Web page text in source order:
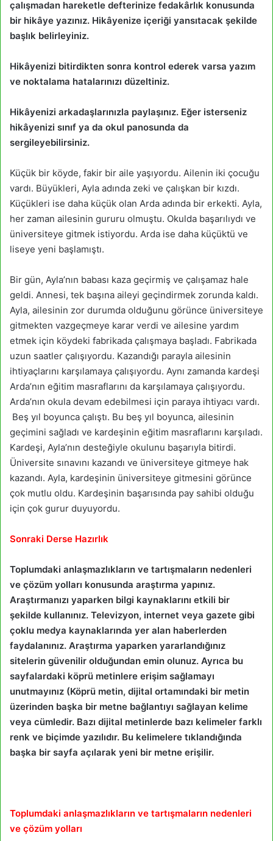
çalışmadan hareketle defterinize fedakârlık konusunda
bir hikâye yazınız. Hikâyenize içeriği yansıtacak şekilde
başlık belirleyiniz.
Hikâyenizi bitirdikten sonra kontrol ederek varsa yazım
ve noktalama hatalarınızı düzeltiniz.
Hikâyenizi arkadaşlarınızla paylaşınız. Eğer isterseniz
hikâyenizi sınıf ya da okul panosunda da
sergileyebilirsiniz.
Küçük bir köyde, fakir bir aile yaşıyordu. Ailenin iki çocuğu
vardı. Büyükleri, Ayla adında zeki ve çalışkan bir kızdı.
Küçükleri ise daha küçük olan Arda adında bir erkekti. Ayla,
her zaman ailesinin gururu olmuştu. Okulda başarılıydı ve
üniversiteye gitmek istiyordu. Arda ise daha küçüktü ve
liseye yeni başlamıştı.
Bir gün, Ayla’nın babası kaza geçirmiş ve çalışamaz hale
geldi. Annesi, tek başına aileyi geçindirmek zorunda kaldı.
Ayla, ailesinin zor durumda olduğunu görünce üniversiteye
gitmekten vazgeçmeye karar verdi ve ailesine yardım
etmek için köydeki fabrikada çalışmaya başladı. Fabrikada
uzun saatler çalışıyordu. Kazandığı parayla ailesinin
ihtiyaçlarını karşılamaya çalışıyordu. Aynı zamanda kardeşi
Arda’nın eğitim masraflarını da karşılamaya çalışıyordu.
Arda’nın okula devam edebilmesi için paraya ihtiyacı vardı.
Beş yıl boyunca çalıştı. Bu beş yıl boyunca, ailesinin
geçimini sağladı ve kardeşinin eğitim masraflarını karşıladı.
Kardeşi, Ayla’nın desteğiyle okulunu başarıyla bitirdi.
Üniversite sınavını kazandı ve üniversiteye gitmeye hak
kazandı. Ayla, kardeşinin üniversiteye gitmesini görünce
çok mutlu oldu. Kardeşinin başarısında pay sahibi olduğu
için çok gurur duyuyordu.
Sonraki Derse Hazırlık
Toplumdaki anlaşmazlıkların ve tartışmaların nedenleri
ve çözüm yolları konusunda araştırma yapınız.
Araştırmanızı yaparken bilgi kaynaklarını etkili bir
şekilde kullanınız. Televizyon, internet veya gazete gibi
çoklu medya kaynaklarında yer alan haberlerden
faydalanınız. Araştırma yaparken yararlandığınız
sitelerin güvenilir olduğundan emin olunuz. Ayrıca bu
sayfalardaki köprü metinlere erişim sağlamayı
unutmayınız (Köprü metin, dijital ortamındaki bir metin
üzerinden başka bir metne bağlantıyı sağlayan kelime
veya cümledir. Bazı dijital metinlerde bazı kelimeler farklı
renk ve biçimde yazılıdır. Bu kelimelere tıklandığında
başka bir sayfa açılarak yeni bir metne erişilir.
Toplumdaki anlaşmazlıkların ve tartışmaların nedenleri
ve çözüm yolları